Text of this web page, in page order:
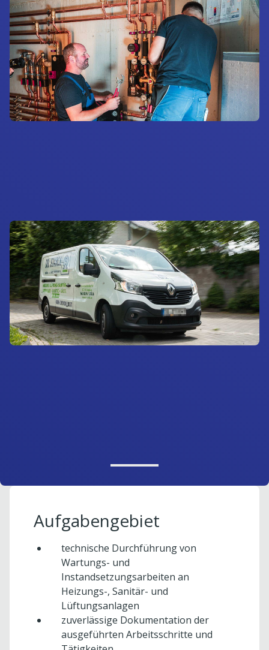
Aufgabengebiet
technische Durchführung von
Wartungs- und
Instandsetzungsarbeiten an
Heizungs-, Sanitär- und
Lüftungsanlagen
zuverlässige Dokumentation der
ausgeführten Arbeitsschritte und